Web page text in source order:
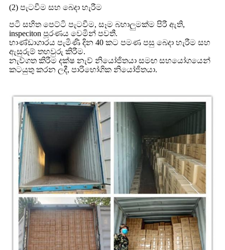
(2) පැටවීම සහ බෙදා හැරීම
පටි සහිත පෙට්ටි පැටවීම, සෑම බහාලුමක්ම පිරී ඇති,
inspeciton පූරණය වෙමින් පවතී.
භාණ්ඩාගාරය පැමිණි දින 40 කට පමණ පසු බෙදා හැරීම සහ
ඇසුරුම් තහවුරු කිරීම.
නැව්ගත කිරීම දක්ෂ නැව් නියෝජිතයා සමඟ සහයෝගයෙන්
කටයුතු කරන ලදී, පාරිභෝගික නියෝජිතයා.